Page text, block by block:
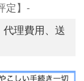
定】-
理費用、送